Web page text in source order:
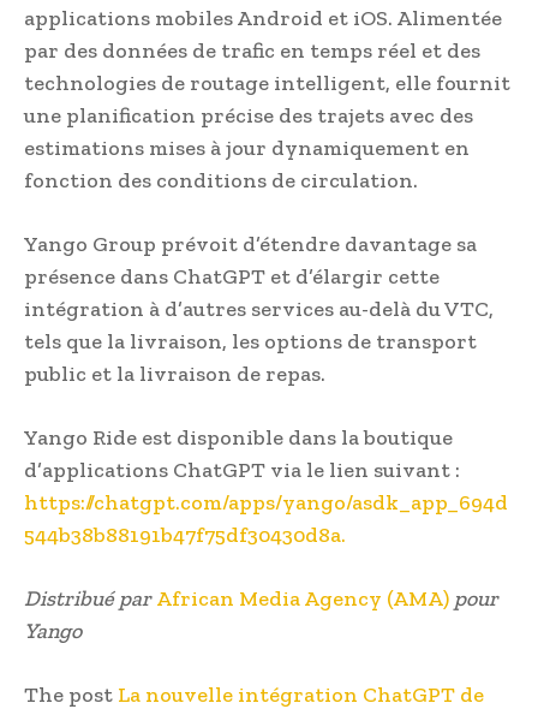
applications mobiles Android et iOS. Alimentée
par des données de trafic en temps réel et des
technologies de routage intelligent, elle fournit
une planification précise des trajets avec des
estimations mises à jour dynamiquement en
fonction des conditions de circulation.
Yango Group prévoit d’étendre davantage sa
présence dans ChatGPT et d’élargir cette
intégration à d’autres services au-delà du VTC,
tels que la livraison, les options de transport
public et la livraison de repas.
Yango Ride est disponible dans la boutique
d’applications ChatGPT via le lien suivant :
https://chatgpt.com/apps/yango/asdk_app_694d
544b38b88191b47f75df30430d8a.
Distribué parAfrican Media Agency (AMA) pour
Yango
The post La nouvelle intégration ChatGPT de